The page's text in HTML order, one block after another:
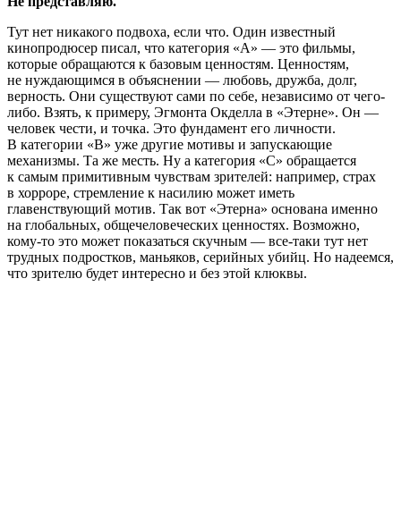
Тут нет никакого подвоха, если что. Один известный
кинопродюсер писал, что категория «А» — это фильмы,
которые обращаются к базовым ценностям. Ценностям,
не нуждающимся в объяснении — любовь, дружба, долг,
верность. Они существуют сами по себе, независимо от чего-
либо. Взять, к примеру, Эгмонта Окделла в «Этерне». Он —
человек чести, и точка. Это фундамент его личности.
В категории «B» уже другие мотивы и запускающие
механизмы. Та же месть. Ну а категория «С» обращается
к самым примитивным чувствам зрителей: например, страх
в хорроре, стремление к насилию может иметь
главенствующий мотив. Так вот «Этерна» основана именно
на глобальных, общечеловеческих ценностях. Возможно,
кому-то это может показаться скучным — все-таки тут нет
трудных подростков, маньяков, серийных убийц. Но надеемся,
что зрителю будет интересно и без этой клюквы.